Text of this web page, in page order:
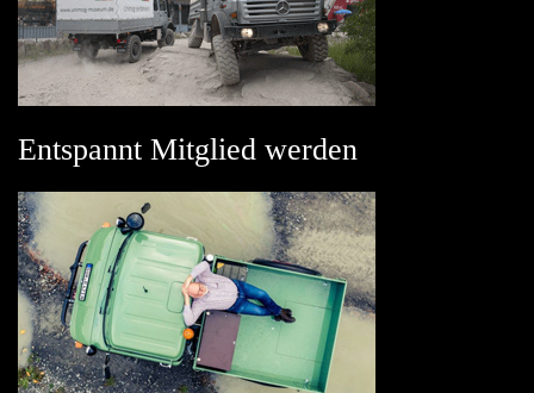
Entspannt Mitglied werden